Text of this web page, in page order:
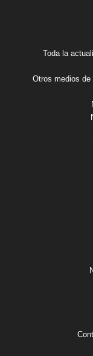
Toda la
Otros medios de